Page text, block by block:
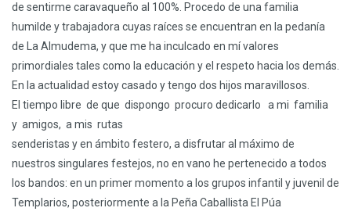
de sentirme caravaqueño al 100%. Procedo de una familia
humilde y trabajadora cuyas raíces se encuentran en la pedanía
de La Almudema, y que me ha inculcado en mí valores
primordiales tales como la educación y el respeto hacia los demás.
En la actualidad estoy casado y tengo dos hijos maravillosos.
El tiempo libre de que dispongo procuro dedicarlo a mi familia
y amigos, a mis rutas
senderistas y en ámbito festero, a disfrutar al máximo de
nuestros singulares festejos, no en vano he pertenecido a todos
los bandos: en un primer momento a los grupos infantil y juvenil de
Templarios, posteriormente a la Peña Caballista El Púa